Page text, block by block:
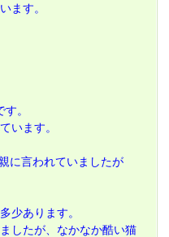
ます。
。
います。
に言われていましたが
少あります。
したが、なかなか酷い猫